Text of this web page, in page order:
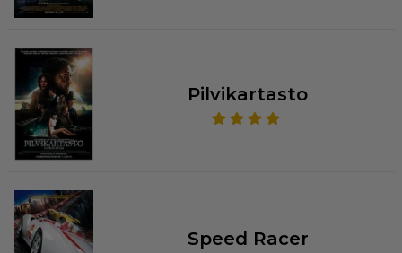
Pilvikartasto
Speed Racer